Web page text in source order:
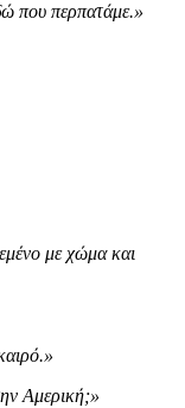
που περπατάμε.»
με χώμα και
Αμερική;»